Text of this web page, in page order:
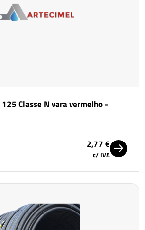
Classe N vara vermelho -
2,77 €
c/ IVA